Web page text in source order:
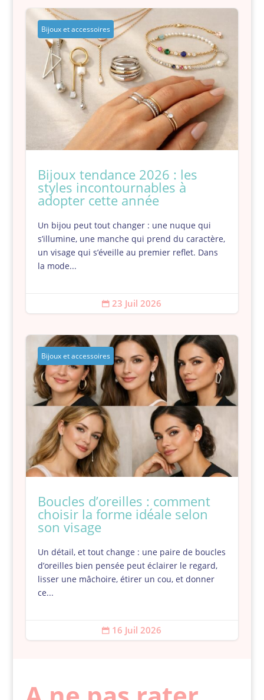
Bijoux et accessoires
Bijoux tendance 2026 : les
styles incontournables à
adopter cette année
Un bijou peut tout changer : une nuque qui
s’illumine, une manche qui prend du caractère,
un visage qui s’éveille au premier reflet. Dans
la mode...
 23 Juil 2026
Bijoux et accessoires
Boucles d’oreilles : comment
choisir la forme idéale selon
son visage
Un détail, et tout change : une paire de boucles
d’oreilles bien pensée peut éclairer le regard,
lisser une mâchoire, étirer un cou, et donner
ce...
 16 Juil 2026